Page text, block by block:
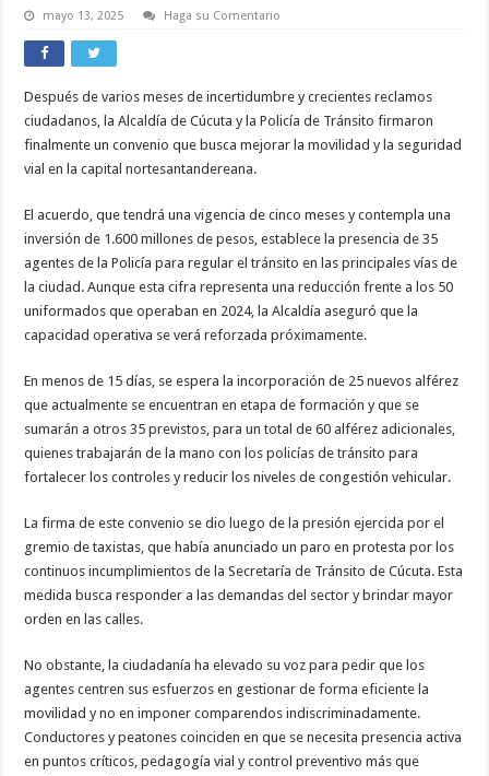
mayo 13, 2025 Haga su Comentario
Después de varios meses de incertidumbre y crecientes reclamos
ciudadanos, la Alcaldía de Cúcuta y la Policía de Tránsito firmaron
finalmente un convenio que busca mejorar la movilidad y la seguridad
vial en la capital nortesantandereana.
El acuerdo, que tendrá una vigencia de cinco meses y contempla una
inversión de 1.600 millones de pesos, establece la presencia de 35
agentes de la Policía para regular el tránsito en las principales vías de
la ciudad. Aunque esta cifra representa una reducción frente a los 50
uniformados que operaban en 2024, la Alcaldía aseguró que la
capacidad operativa se verá reforzada próximamente.
En menos de 15 días, se espera la incorporación de 25 nuevos alférez
que actualmente se encuentran en etapa de formación y que se
sumarán a otros 35 previstos, para un total de 60 alférez adicionales,
quienes trabajarán de la mano con los policías de tránsito para
fortalecer los controles y reducir los niveles de congestión vehicular.
La firma de este convenio se dio luego de la presión ejercida por el
gremio de taxistas, que había anunciado un paro en protesta por los
continuos incumplimientos de la Secretaría de Tránsito de Cúcuta. Esta
medida busca responder a las demandas del sector y brindar mayor
orden en las calles.
No obstante, la ciudadanía ha elevado su voz para pedir que los
agentes centren sus esfuerzos en gestionar de forma eficiente la
movilidad y no en imponer comparendos indiscriminadamente.
Conductores y peatones coinciden en que se necesita presencia activa
en puntos críticos, pedagogía vial y control preventivo más que